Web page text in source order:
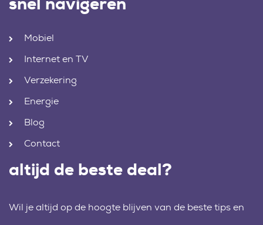
Mobiel
Internet en TV
Verzekering
Energie
Blog
Contact
altijd de beste deal?
Wil je altijd op de hoogte blijven van de beste tips en